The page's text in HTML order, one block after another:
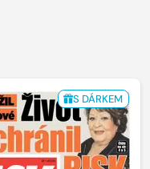
S DÁRKEM